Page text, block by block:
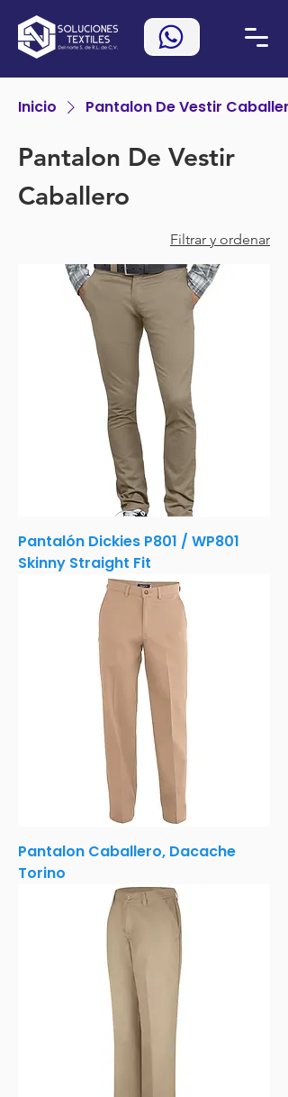
Inicio Pantalon De Vestir
Pantalon De Vestir
Caballero
Filtrar y ordenar
Pantalón Dickies P801 / WP801
Skinny Straight Fit
Pantalon Caballero, Dacache
Torino